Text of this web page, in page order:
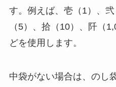
す。例えば、壱（1）、
（5）、拾（10）、阡（
どを使用します。
中袋がない場合は、のし